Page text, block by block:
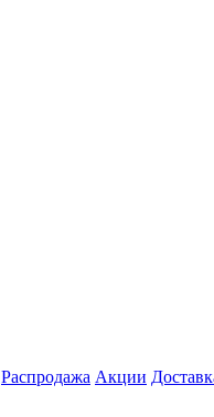
Распродажа Акции